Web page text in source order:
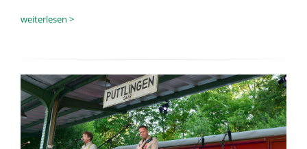
weiterlesen >